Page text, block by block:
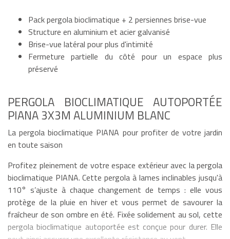
Pack pergola bioclimatique + 2 persiennes brise-vue
Structure en aluminium et acier galvanisé
Brise-vue latéral pour plus d'intimité
Fermeture partielle du côté pour un espace plus
préservé
PERGOLA BIOCLIMATIQUE AUTOPORTÉE
PIANA 3X3M ALUMINIUM BLANC
La pergola bioclimatique PIANA pour profiter de votre jardin
en toute saison
Profitez pleinement de votre espace extérieur avec la pergola
bioclimatique PIANA. Cette pergola à lames inclinables jusqu'à
110° s’ajuste à chaque changement de temps : elle vous
protège de la pluie en hiver et vous permet de savourer la
fraîcheur de son ombre en été. Fixée solidement au sol, cette
pergola bioclimatique autoportée est conçue pour durer. Elle